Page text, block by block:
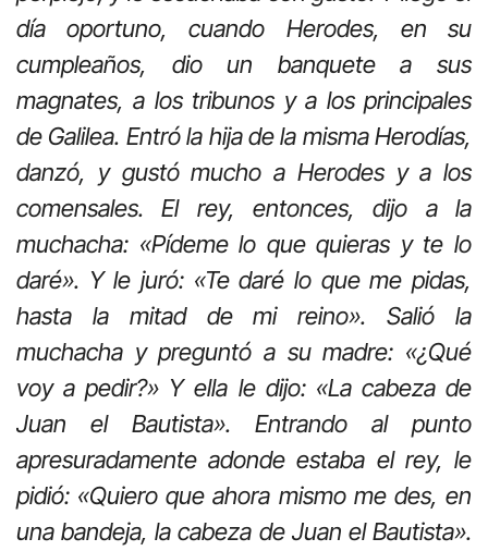
día oportuno, cuando Herodes, en su
cumpleaños, dio un banquete a sus
magnates, a los tribunos y a los principales
de Galilea. Entró la hija de la misma Herodías,
danzó, y gustó mucho a Herodes y a los
comensales. El rey, entonces, dijo a la
muchacha: «Pídeme lo que quieras y te lo
daré». Y le juró: «Te daré lo que me pidas,
hasta la mitad de mi reino». Salió la
muchacha y preguntó a su madre: «¿Qué
voy a pedir?» Y ella le dijo: «La cabeza de
Juan el Bautista». Entrando al punto
apresuradamente adonde estaba el rey, le
pidió: «Quiero que ahora mismo me des, en
una bandeja, la cabeza de Juan el Bautista».